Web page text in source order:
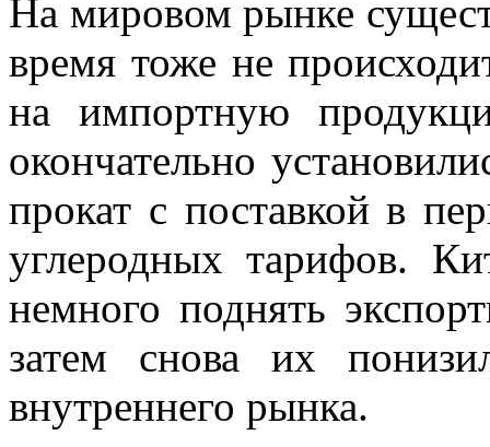
На мировом рынке
время тоже не
на импортную
окончательно
прокат с поставкой в
углеродных тарифов.
немного поднять
затем снова их
внутреннего рынка.